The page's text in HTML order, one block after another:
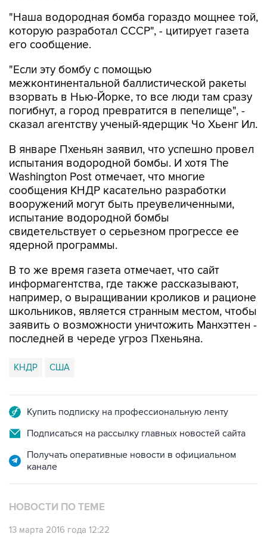
"Наша водородная бомба гораздо мощнее той,
которую разработал СССР", - цитирует газета
его сообщение.
"Если эту бомбу с помощью
межконтинентальной баллистической ракеты
взорвать в Нью-Йорке, то все люди там сразу
погибнут, а город превратится в пепелище", -
сказал агентству ученый-ядерщик Чо Хьенг Ил.
В январе Пхеньян заявил, что успешно провел
испытания водородной бомбы. И хотя The
Washington Post отмечает, что многие
сообщения КНДР касательно разработки
вооружений могут быть преувеличенными,
испытание водородной бомбы
свидетельствует о серьезном прогрессе ее
ядерной программы.
В то же время газета отмечает, что сайт
информагентства, где также рассказывают,
например, о выращивании кроликов и рационе
школьников, является странным местом, чтобы
заявить о возможности уничтожить Манхэттен -
последней в череде угроз Пхеньяна.
КНДР США
Купить подписку на профессиональную ленту
Подписаться на рассылку главных новостей сайта
Получать оперативные новости в официальном
канале
НОВОСТИ ПО ТЕМЕ
13 марта 2016 года 12:22